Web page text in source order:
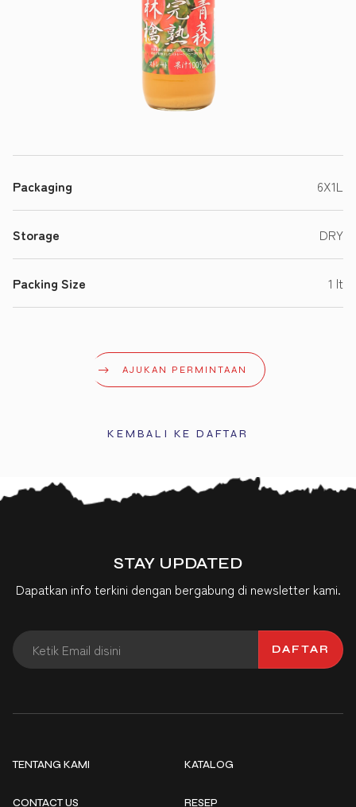
Packaging 6X1L
Storage DRY
Packing Size 1 lt
AJUKAN PERMINTAAN
KEMBALI KE DAFTAR
STAY UPDATED
Dapatkan info terkini dengan bergabung di newsletter kami.
DAFTAR
TENTANG KAMI
CONTACT US
KATALOG
RESEP